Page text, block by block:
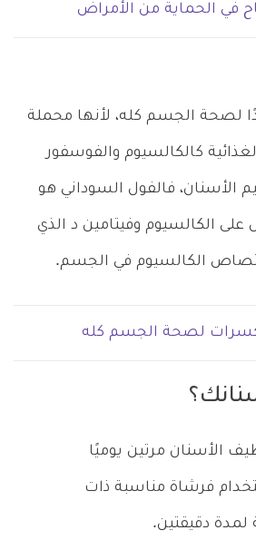
في الحماية من الأمراض
لصحة الجسم كله، لأنها محملة
كالكالسيوم والفوسفور
الأسنان، فالفول السوداني هو
الكالسيوم وفيتامين د الذي
الكالسيوم في الجسم.
لصحة الجسم كله
الأسنان مرتين يوميًا
فرشاة مناسبة ذات
دقيقتين.